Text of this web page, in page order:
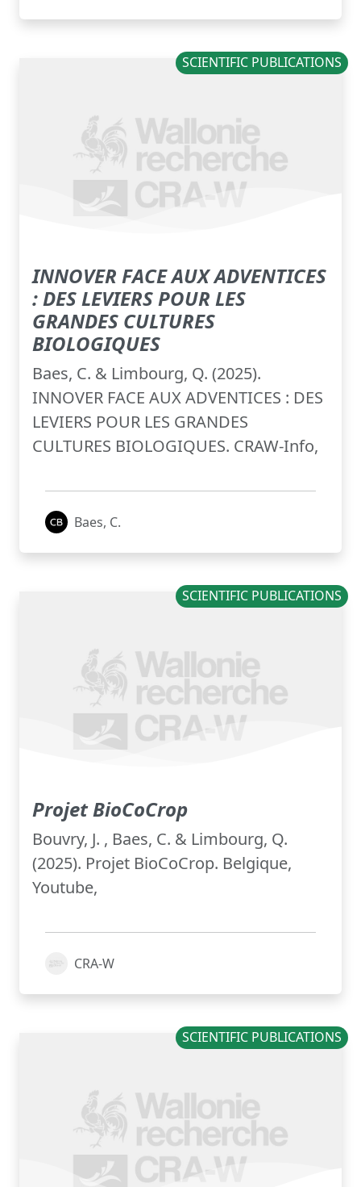
SCIENTIFIC PUBLICATIONS
INNOVER FACE AUX ADVENTICES
: DES LEVIERS POUR LES
GRANDES CULTURES
BIOLOGIQUES
Baes, C. & Limbourg, Q. (2025).
INNOVER FACE AUX ADVENTICES : DES
LEVIERS POUR LES GRANDES
CULTURES BIOLOGIQUES. CRAW-Info,
Baes, C.
SCIENTIFIC PUBLICATIONS
Projet BioCoCrop
Bouvry, J. , Baes, C. & Limbourg, Q.
(2025). Projet BioCoCrop. Belgique,
Youtube,
CRA-W
SCIENTIFIC PUBLICATIONS